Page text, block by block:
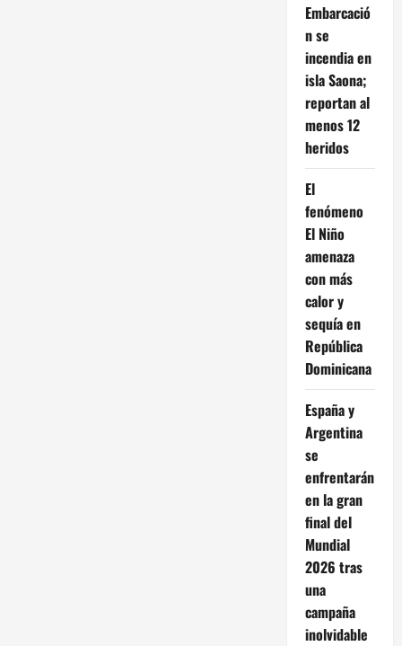
Embarcació
n se
incendia en
isla Saona;
reportan al
menos 12
heridos
El
fenómeno
El Niño
amenaza
con más
calor y
sequía en
República
Dominicana
España y
Argentina
se
enfrentarán
en la gran
final del
Mundial
2026 tras
una
campaña
inolvidable